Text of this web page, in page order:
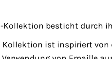
Kollektion besticht durch
Kollektion ist inspiriert